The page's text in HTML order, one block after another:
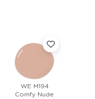
WE M194
Comfy Nude